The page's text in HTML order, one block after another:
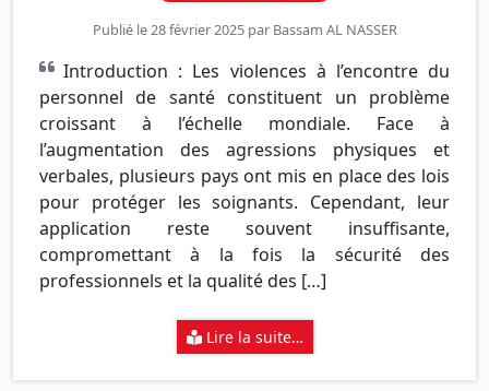
Publié le 28 février 2025 par Bassam AL NASSER
Introduction : Les violences à l’encontre du
personnel de santé constituent un problème
croissant à l’échelle mondiale. Face à
l’augmentation des agressions physiques et
verbales, plusieurs pays ont mis en place des lois
pour protéger les soignants. Cependant, leur
application reste souvent insuffisante,
compromettant à la fois la sécurité des
professionnels et la qualité des […]
Lire la suite…